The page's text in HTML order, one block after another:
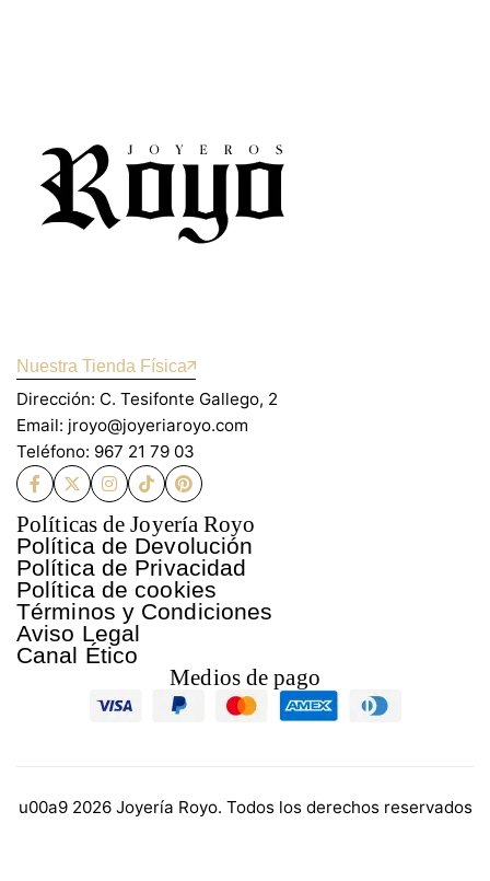
Nuestra Tienda Física
Dirección: C. Tesifonte Gallego, 2
Email: jroyo@joyeriaroyo.com
Teléfono: 967 21 79 03
Políticas de Joyería Royo
Política de Devolución
Política de Privacidad
Política de cookies
Términos y Condiciones
Aviso Legal
Canal Ético
Medios de pago
u00a9 2026 Joyería Royo. Todos los derechos reservados